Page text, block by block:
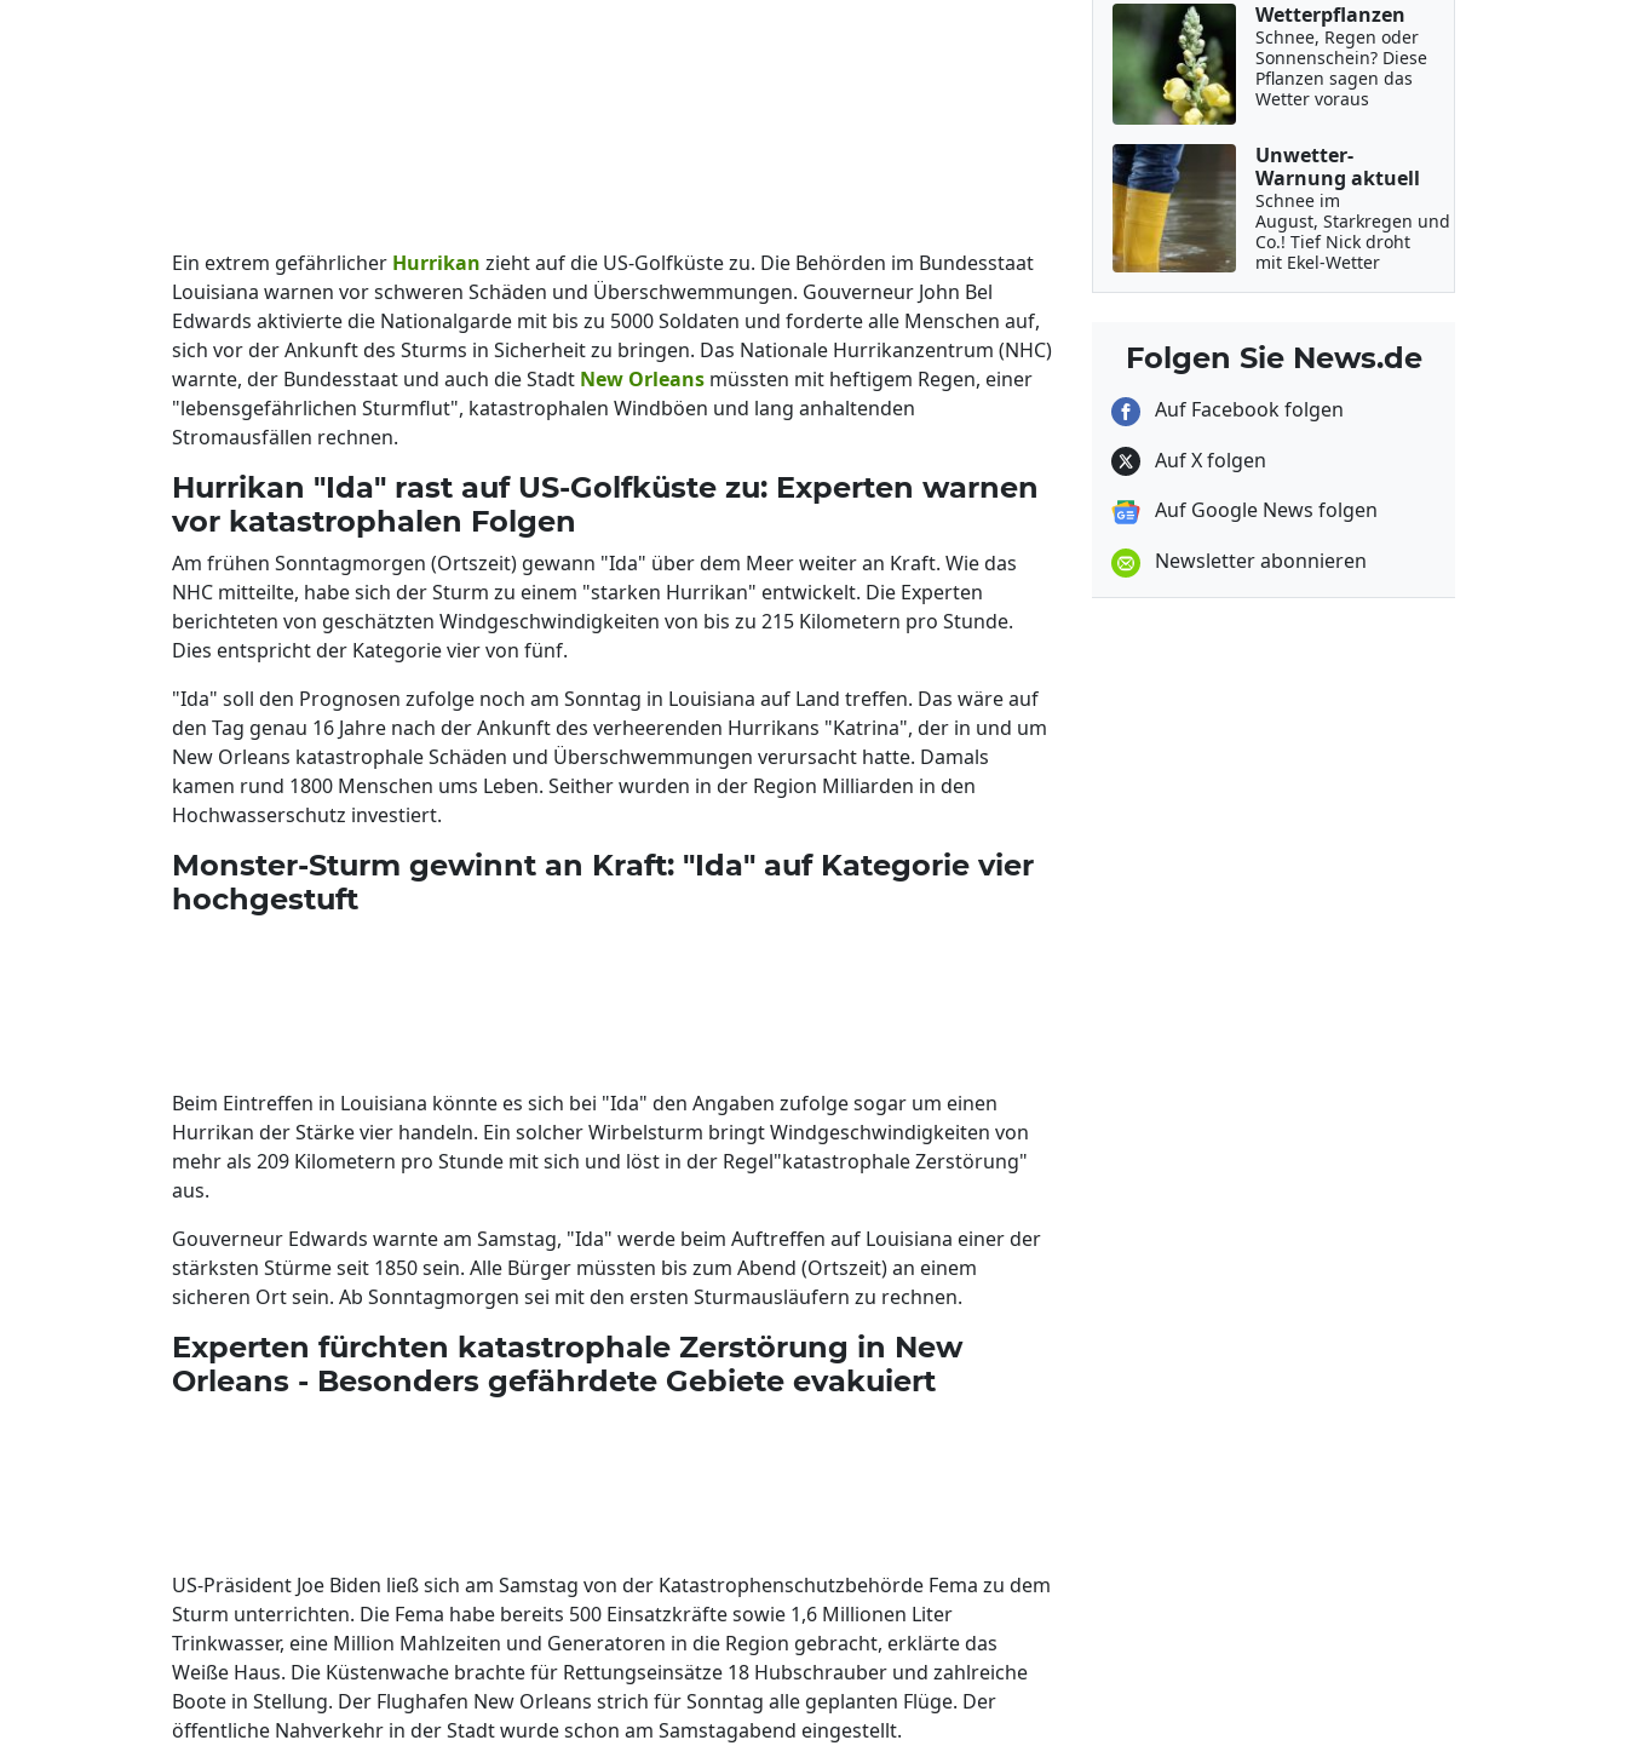
Ein extrem gefährlicher Hurrikan zieht auf die US-Golfküste zu. Die Behörden im Bundesstaat
Louisiana warnen vor schweren Schäden und Überschwemmungen. Gouverneur John Bel
Edwards aktivierte die Nationalgarde mit bis zu 5000 Soldaten und forderte alle Menschen auf,
sich vor der Ankunft des Sturms in Sicherheit zu bringen. Das Nationale Hurrikanzentrum (NHC)
warnte, der Bundesstaat und auch die Stadt New Orleans müssten mit heftigem Regen, einer
"lebensgefährlichen Sturmflut", katastrophalen Windböen und lang anhaltenden
Stromausfällen rechnen.
Hurrikan "Ida" rast auf US-Golfküste zu: Experten warnen
vor katastrophalen Folgen
Am frühen Sonntagmorgen (Ortszeit) gewann "Ida" über dem Meer weiter an Kraft. Wie das
NHC mitteilte, habe sich der Sturm zu einem "starken Hurrikan" entwickelt. Die Experten
berichteten von geschätzten Windgeschwindigkeiten von bis zu 215 Kilometern pro Stunde.
Dies entspricht der Kategorie vier von fünf.
"Ida" soll den Prognosen zufolge noch am Sonntag in Louisiana auf Land treffen. Das wäre auf
den Tag genau 16 Jahre nach der Ankunft des verheerenden Hurrikans "Katrina", der in und um
New Orleans katastrophale Schäden und Überschwemmungen verursacht hatte. Damals
kamen rund 1800 Menschen ums Leben. Seither wurden in der Region Milliarden in den
Hochwasserschutz investiert.
Monster-Sturm gewinnt an Kraft: "Ida" auf Kategorie vier
hochgestuft
Beim Eintreffen in Louisiana könnte es sich bei "Ida" den Angaben zufolge sogar um einen
Hurrikan der Stärke vier handeln. Ein solcher Wirbelsturm bringt Windgeschwindigkeiten von
mehr als 209 Kilometern pro Stunde mit sich und löst in der Regel"katastrophale Zerstörung"
aus.
Gouverneur Edwards warnte am Samstag, "Ida" werde beim Auftreffen auf Louisiana einer der
stärksten Stürme seit 1850 sein. Alle Bürger müssten bis zum Abend (Ortszeit) an einem
sicheren Ort sein. Ab Sonntagmorgen sei mit den ersten Sturmausläufern zu rechnen.
Experten fürchten katastrophale Zerstörung in New
Orleans - Besonders gefährdete Gebiete evakuiert
US-Präsident Joe Biden ließ sich am Samstag von der Katastrophenschutzbehörde Fema zu dem
Sturm unterrichten. Die Fema habe bereits 500 Einsatzkräfte sowie 1,6 Millionen Liter
Trinkwasser, eine Million Mahlzeiten und Generatoren in die Region gebracht, erklärte das
Weiße Haus. Die Küstenwache brachte für Rettungseinsätze 18 Hubschrauber und zahlreiche
Boote in Stellung. Der Flughafen New Orleans strich für Sonntag alle geplanten Flüge. Der
öffentliche Nahverkehr in der Stadt wurde schon am Samstagabend eingestellt.
Wetterpflanzen
Schnee, Regen oder
Sonnenschein? Diese
Pflanzen sagen das
Wetter voraus
Unwetter-
Warnung aktuell
Schnee im
August, Starkregen und
Co.! Tief Nick droht
mit Ekel-Wetter
Folgen Sie News.de
Auf Facebook folgen
Auf X folgen
Auf Google News folgen
Newsletter abonnieren